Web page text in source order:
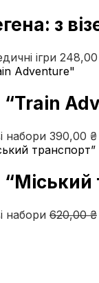
з
ігри 248,00
набори 390,00 ₴
набори 620,00₴